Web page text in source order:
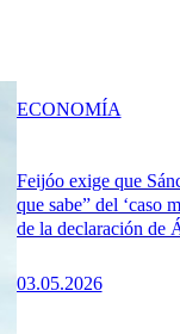
Feijóo exige que
que sabe” del ‘caso
de la declaración de
03.05.2026
ECONOMÍA